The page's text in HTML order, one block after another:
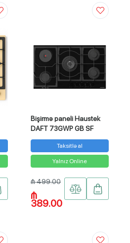
Bişirmə paneli Haustek
DAFT 73GWP GB SF
Taksitlə al
Yalnız Online
₼ 499.00
₼
389.00